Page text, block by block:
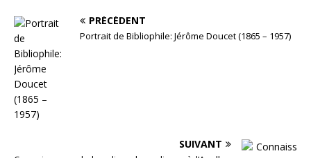
PRÉCÉDENT
Portrait de Bibliophile: Jérôme Doucet (1865 – 1957)
SUIVANT